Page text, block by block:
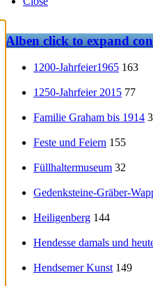
Albenclick to expand
1200-Jahrfeier1965 163
1250-Jahrfeier 2015 77
Familie Graham bis 1914
Feste und Feiern 155
Füllhaltermuseum 32
Gedenksteine-Gräber-
Heiligenberg 144
Hendesse damals und
Hendsemer Kunst 149